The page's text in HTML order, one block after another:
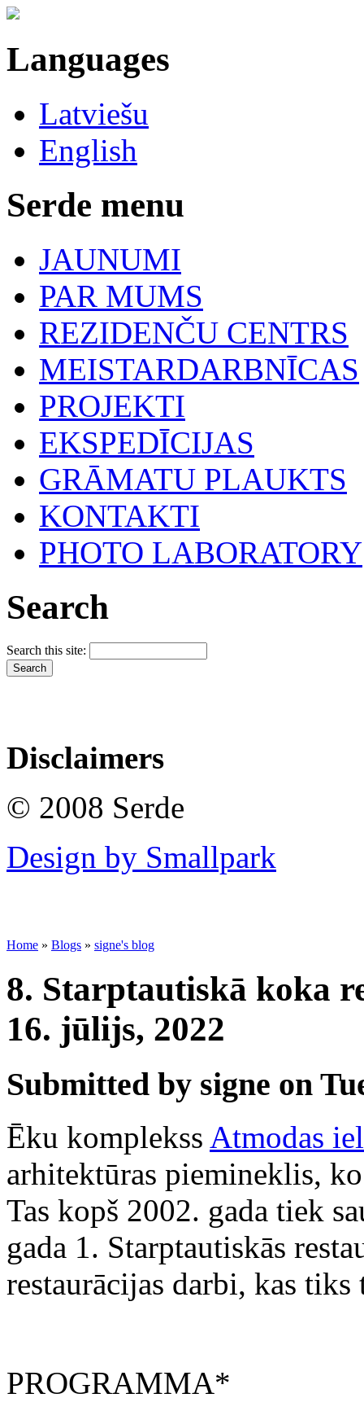
Languages
Latviešu
English
Serde menu
JAUNUMI
PAR MUMS
REZIDENČU CENTRS
MEISTARDARBNĪCAS
PROJEKTI
EKSPEDĪCIJAS
GRĀMATU PLAUKTS
KONTAKTI
PHOTO LABORATORY
Search
Search this site:
Disclaimers
© 2008 Serde
Design by Smallpark
Home » Blogs » signe's blog
8. Starptautiskā koka
16. jūlijs, 2022
Submitted by signe on
Ēku komplekss Atmodas
arhitektūras piemineklis,
Tas kopš 2002. gada tiek
gada 1. Starptautiskās
restaurācijas darbi, kas
PROGRAMMA*